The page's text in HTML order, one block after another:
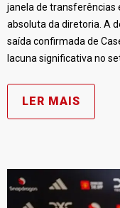
janela de transferências
absoluta da diretoria. A
saída confirmada de
lacuna significativa no
LER MAIS